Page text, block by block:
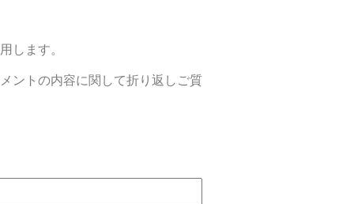
します。
ントの内容に関して折り返しご質